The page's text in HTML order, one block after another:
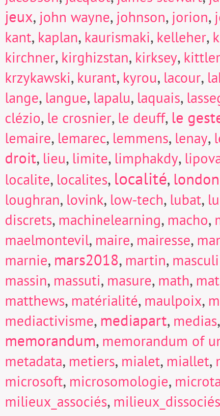
jeux, john wayne, johnson, jorion,
kant, kaplan, kaurismaki, kelleher,
kirchner, kirghizstan, kirksey, kittler
krzykawski, kurant, kyrou, lacour,
lange, langue, lapalu, laquais,
clézio, le crosnier, le deuff, le
lemaire, lemarec, lemmens, lenay,
droit, lieu, limite, limphakdy,
localite, localites, localité, london
loughran, lovink, low-tech, lubat,
discrets, machinelearning, macho,
maelmontevil, maire, mairesse,
marnie, mars2018, martin,
massin, massuti, masure, math,
matthews, matérialité, maulpoix,
mediactivisme, mediapart, medias
memorandum, memorandum of
metadata, metiers, mialet, miallet,
microsoft, microsomologie,
milieux_associés, milieux_dissociés